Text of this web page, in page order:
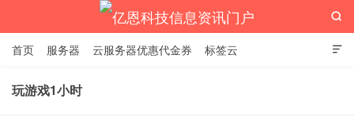

首页 服务器 云服务器优惠代金券 标签云

玩游戏1小时